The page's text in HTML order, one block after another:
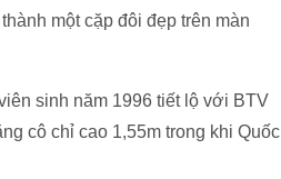
một cặp đôi đẹp trên màn
sinh năm 1996 tiết lộ với BTV
cô chỉ cao 1,55m trong khi Quốc